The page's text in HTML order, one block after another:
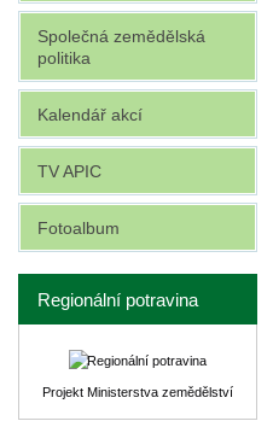
Společná zemědělská
politika
Kalendář akcí
TV APIC
Fotoalbum
Regionální potravina
Projekt Ministerstva zemědělství